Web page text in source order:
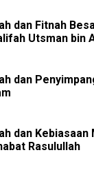
dan Fitnah
Utsman bin
dan
dan
Rasulullah